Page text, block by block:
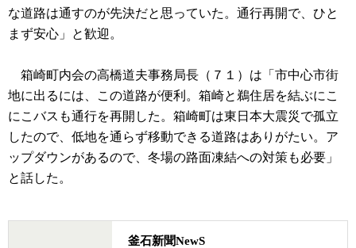
な道路は通すのが先決だと思っていた。通行再開で、ひと
まず安心」と歓迎。
箱崎町内会の高橋道夫事務局長（７１）は「市中心市街
地に出るには、この道路が便利。箱崎と鵜住居を結ぶにこ
にこバスも通行を再開した。箱崎町は東日本大震災で孤立
したので、低地を通らず移動できる道路はありがたい。ア
ップダウンがあるので、冬場の路面凍結への対策も必要」
と話した。
釜石新聞NewS